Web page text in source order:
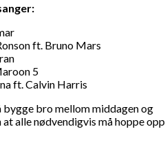
ft. Bruno Mars
5
ft. Calvin Harris
bygge bro mellom middagen og
alle nødvendigvis må hoppe opp